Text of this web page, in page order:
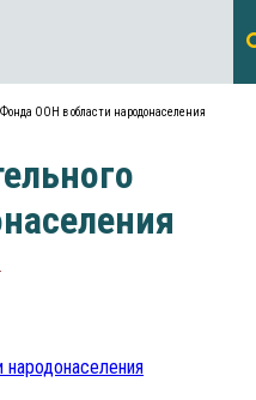
ООН в области народонаселения